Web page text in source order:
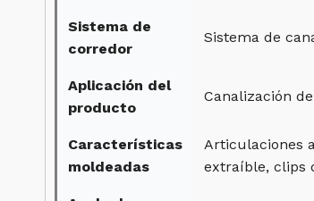
Sistema de
corredor
Sistema de
Aplicación del
producto
Canalización
Características
moldeadas
Articulaciones
extraíble, clips